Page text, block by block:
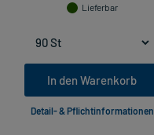
Lieferbar
In den Warenkorb
Detail- & Pflichtinformationen